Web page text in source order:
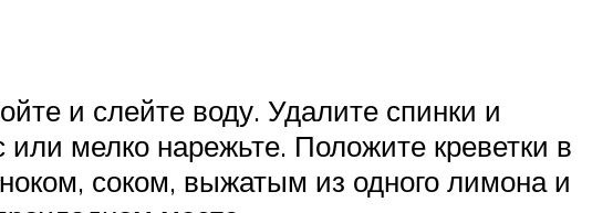
и слейте воду. Удалите спинки и
или мелко нарежьте. Положите креветки в
соком, выжатым из одного лимона и